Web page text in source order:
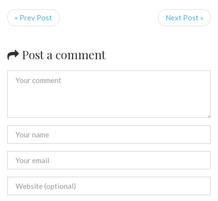
« Prev Post Next Post »
Post a comment